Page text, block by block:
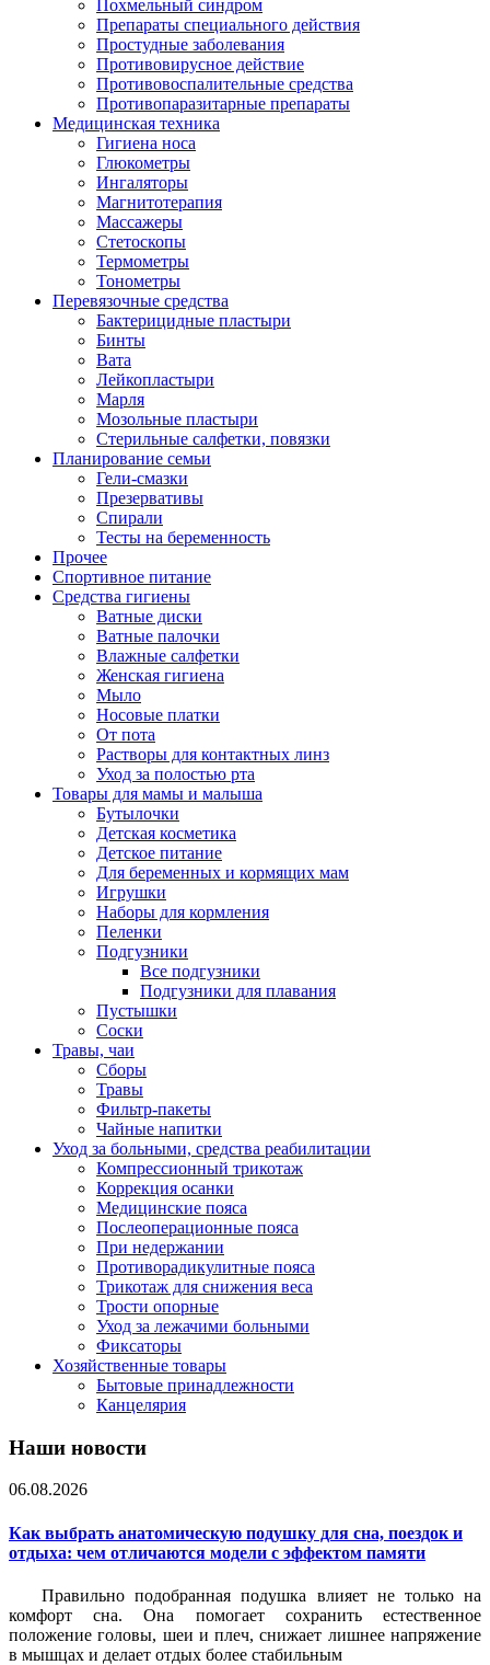
Похмельный синдром
Препараты специального действия
Простудные заболевания
Противовирусное действие
Противовоспалительные средства
Противопаразитарные препараты
Медицинская техника
Гигиена носа
Глюкометры
Ингаляторы
Магнитотерапия
Массажеры
Стетоскопы
Термометры
Тонометры
Перевязочные средства
Бактерицидные пластыри
Бинты
Вата
Лейкопластыри
Марля
Мозольные пластыри
Стерильные салфетки, повязки
Планирование семьи
Гели-смазки
Презервативы
Спирали
Тесты на беременность
Прочее
Спортивное питание
Средства гигиены
Ватные диски
Ватные палочки
Влажные салфетки
Женская гигиена
Мыло
Носовые платки
От пота
Растворы для контактных линз
Уход за полостью рта
Товары для мамы и малыша
Бутылочки
Детская косметика
Детское питание
Для беременных и кормящих мам
Игрушки
Наборы для кормления
Пеленки
Подгузники
Все подгузники
Подгузники для плавания
Пустышки
Соски
Травы, чаи
Сборы
Травы
Фильтр-пакеты
Чайные напитки
Уход за больными, средства реабилитации
Компрессионный трикотаж
Коррекция осанки
Медицинские пояса
Послеоперационные пояса
При недержании
Противорадикулитные пояса
Трикотаж для снижения веса
Трости опорные
Уход за лежачими больными
Фиксаторы
Хозяйственные товары
Бытовые принадлежности
Канцелярия
Наши новости
06.08.2026
Как выбрать анатомическую подушку для сна, поездок и
отдыха: чем отличаются модели с эффектом памяти
Правильно подобранная подушка влияет не только на
комфорт сна. Она помогает сохранить естественное
положение головы, шеи и плеч, снижает лишнее напряжение
в мышцах и делает отдых более стабильным